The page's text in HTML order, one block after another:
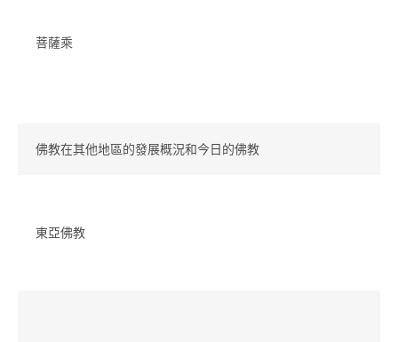
菩薩乘
佛教在其他地區的發展概況和今日的佛教
東亞佛教